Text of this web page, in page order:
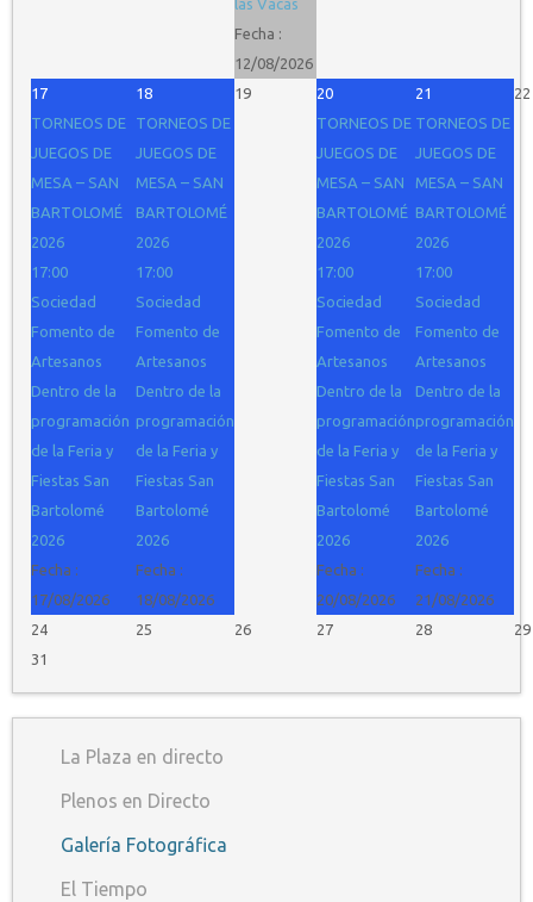
Fecha :
12/08/2026
17
TORNEOS DE
JUEGOS DE
MESA – SAN
BARTOLOMÉ
2026
17:00
Sociedad
Fomento de
Artesanos
Dentro de la
programación
de la Feria y
Fiestas San
Bartolomé
2026
Fecha :
17/08/2026
18
TORNEOS DE
JUEGOS DE
MESA – SAN
BARTOLOMÉ
2026
17:00
Sociedad
Fomento de
Artesanos
Dentro de la
programación
de la Feria y
Fiestas San
Bartolomé
2026
Fecha :
18/08/2026
19
20
TORNEOS DE
JUEGOS DE
MESA – SAN
BARTOLOMÉ
2026
17:00
Sociedad
Fomento de
Artesanos
Dentro de la
programación
de la Feria y
Fiestas San
Bartolomé
2026
Fecha :
20/08/2026
21
TORNEOS DE
JUEGOS DE
MESA – SAN
BARTOLOMÉ
2026
17:00
Sociedad
Fomento de
Artesanos
Dentro de la
programación
de la Feria y
Fiestas San
Bartolomé
2026
Fecha :
21/08/2026
22
24 25 26 27 28
29
31
La Plaza en directo
Plenos en Directo
Galería Fotográfica
El Tiempo